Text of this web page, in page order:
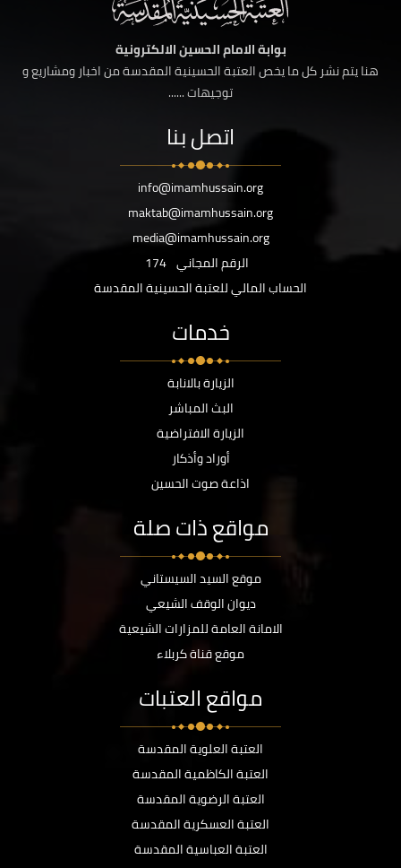
بوابة الامام الحسين الالكترونية
هنا يتم نشر كل ما يخص العتبة الحسينية المقدسة من اخبار ومشاريع و
توجيهات ......
اتصل بنا
info@imamhussain.org
maktab@imamhussain.org
media@imamhussain.org
الرقم المجاني 174
الحساب المالي للعتبة الحسينية المقدسة
خدمات
الزيارة بالانابة
البث المباشر
الزيارة الافتراضية
أوراد وأذكار
اذاعة صوت الحسين
مواقع ذات صلة
موقع السيد السيستاني
ديوان الوقف الشيعي
الامانة العامة للمزارات الشيعية
موقع قناة كربلاء
مواقع العتبات
العتبة العلوية المقدسة
العتبة الكاظمية المقدسة
العتبة الرضوية المقدسة
العتبة العسكرية المقدسة
العتبة العباسية المقدسة